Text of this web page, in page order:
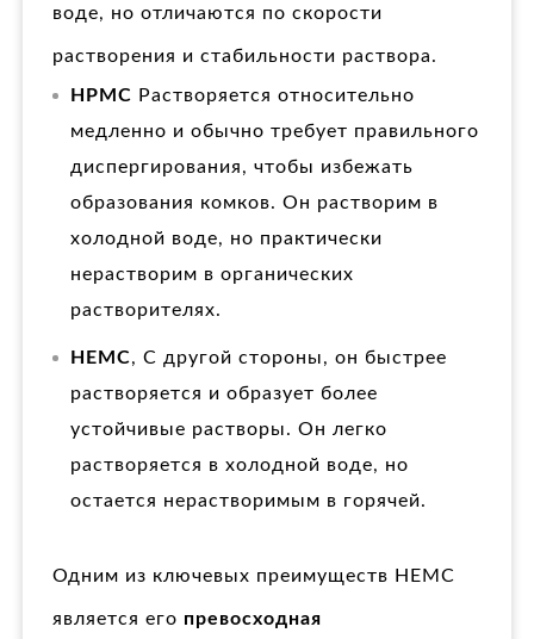
воде, но отличаются по скорости
растворения и стабильности раствора.
HPMC Растворяется относительно
медленно и обычно требует правильного
диспергирования, чтобы избежать
образования комков. Он растворим в
холодной воде, но практически
нерастворим в органических
растворителях.
HEMC, С другой стороны, он быстрее
растворяется и образует более
устойчивые растворы. Он легко
растворяется в холодной воде, но
остается нерастворимым в горячей.
Одним из ключевых преимуществ HEMC
является его превосходная